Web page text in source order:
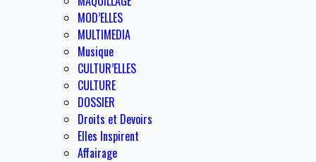
MOD’ELLES
MULTIMEDIA
Musique
CULTUR’ELLES
CULTURE
DOSSIER
Droits et Devoirs
Elles Inspirent
Affairage